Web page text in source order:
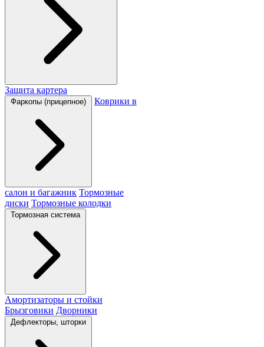
Защита картера
Фаркопы (прицепное) Коврики в
салон и багажник Тормозные
диски Тормозные колодки
Тормозная система
Амортизаторы и стойки
Брызговики Дворники
Дефлекторы, шторки